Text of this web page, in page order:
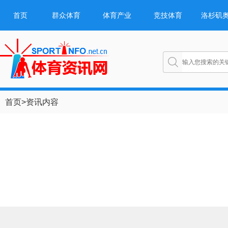
首页 群众体育 体育产业 竞技体育 洛杉矶
首页>资讯内容